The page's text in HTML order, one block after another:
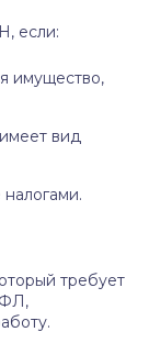
если:
имущество,
вид
требует